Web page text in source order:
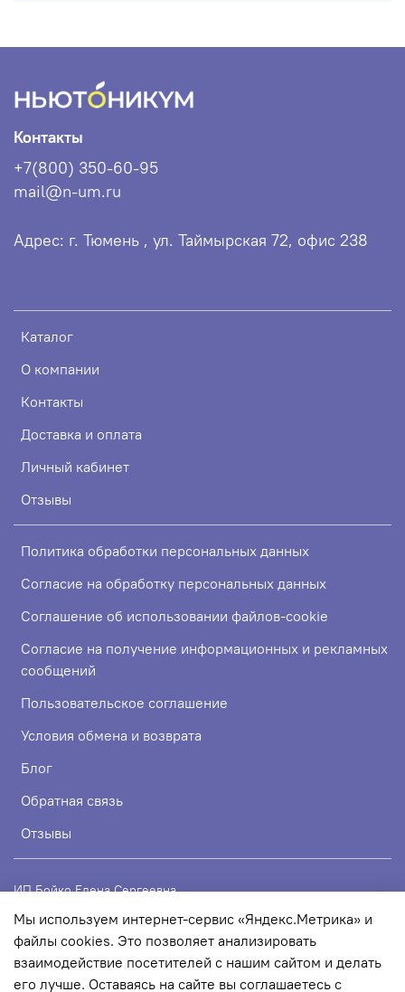
Каталог
О компании
Контакты
Доставка и оплата
Личный кабинет
Отзывы
Политика обработки персональных данных
Согласие на обработку персональных данных
Соглашение об использовании файлов-cookie
Согласие на получение информационных и рекламных
сообщений
Пользовательское соглашение
Условия обмена и возврата
Блог
Обратная связь
Отзывы
Контакты
+7(800) 350-60-95
mail@n-um.ru
Адрес: г. Тюмень , ул. Таймырская 72, офис 238
ИП Бойко Елена Сергеевна
ИНН 720319113307
ОГРНИП 324723200067956
Мы используем интернет-сервис «Яндекс.Метрика» и
файлы cookies. Это позволяет анализировать
взаимодействие посетителей с нашим сайтом и делать
его лучше. Оставаясь на сайте вы соглашаетесь с